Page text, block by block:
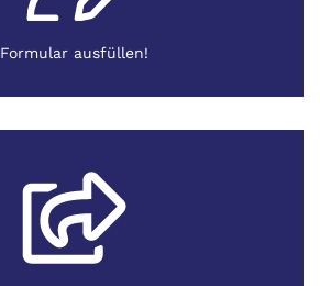
Formular ausfüllen!